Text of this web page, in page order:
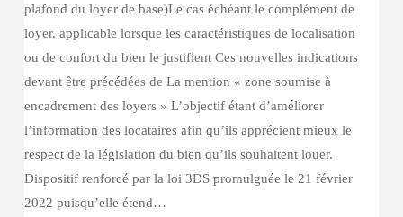
plafond du loyer de base)Le cas échéant le complément de
loyer, applicable lorsque les caractéristiques de localisation
ou de confort du bien le justifient Ces nouvelles indications
devant être précédées de La mention « zone soumise à
encadrement des loyers » L’objectif étant d’améliorer
l’information des locataires afin qu’ils apprécient mieux le
respect de la législation du bien qu’ils souhaitent louer.
Dispositif renforcé par la loi 3DS promulguée le 21 février
2022 puisqu’elle étend…